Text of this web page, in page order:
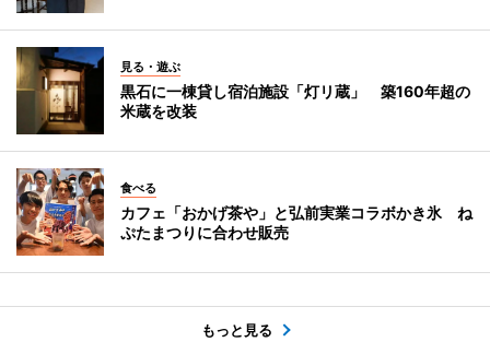
見る・遊ぶ
黒石に一棟貸し宿泊施設「灯リ蔵」 築160年超の
米蔵を改装
食べる
カフェ「おかげ茶や」と弘前実業コラボかき氷 ね
ぷたまつりに合わせ販売
もっと見る